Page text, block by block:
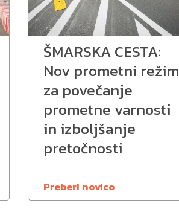
ŠMARSKA CESTA:
Nov prometni režim
za povečanje
prometne varnosti
in izboljšanje
pretočnosti
Preberi novico